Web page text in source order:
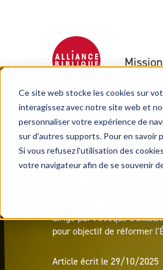
Ce site web stocke les cookies sur
interagissez avec notre site web et
personnaliser votre expérience de
sur d'autres supports. Pour en savoir
Si vous refusez l'utilisation des
votre navigateur afin de se souvenir
RETOUR AU BLOG
Histoire de la Bible
La
dirigé par l’évêque
pour objectif de réformer
Article écrit le 29/10/2025